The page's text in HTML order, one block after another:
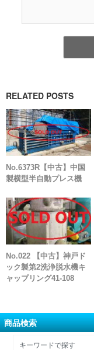
RELATED POSTS
No.6373R【中古】中国
製横型半自動プレス機
No.022 【中古】神戸ド
ック製第2洗浄脱水機キ
ャップリング41-108
商品検索